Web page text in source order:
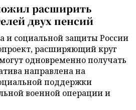
расширить
двух пенсий
и социальной защиты России
расширяющий круг
одновременно получать
направлена на
поддержки
военной операции и